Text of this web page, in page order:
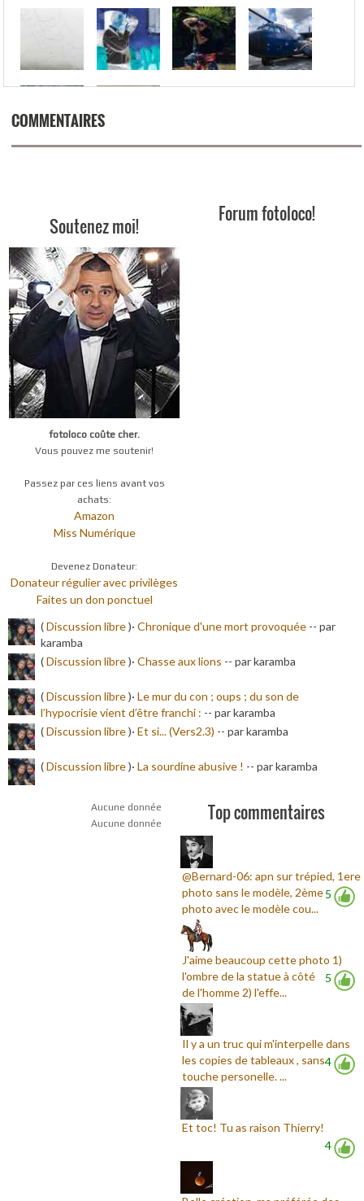
.
COMMENTAIRES
Soutenez moi!
fotoloco coûte cher.
Vous pouvez me soutenir!
Passez par ces liens avant vos
achats:
Amazon
Miss Numérique
Devenez Donateur:
Donateur régulier avec privilèges
Faites un don ponctuel
Forum fotoloco!
(Discussion libre)· Chronique d'une mort provoquée -- par
karamba
(Discussion libre)· Chasse aux lions -- par karamba
(Discussion libre)· Le mur du con ; oups ; du son de
l’hypocrisie vient d’être franchi : -- par karamba
(Discussion libre)· Et si... (Vers2.3) -- par karamba
(Discussion libre)· La sourdine abusive ! -- par karamba
Aucune donnée
Aucune donnée
Top commentaires
5
@Bernard-06: apn sur trépied, 1ere
photo sans le modèle, 2ème
photo avec le modèle cou...
5
J'aime beaucoup cette photo 1)
l'ombre de la statue à côté
de l'homme 2) l'effe...
4
Il y a un truc qui m'interpelle dans
les copies de tableaux , sans
touche personelle. ...
4
Et toc! Tu as raison Thierry!